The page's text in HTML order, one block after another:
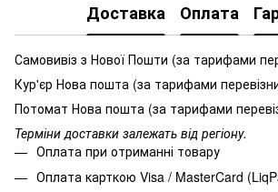
Доставка Оплата
Самовивіз з Нової Пошти (за тарифами
Кур'єр Нова пошта (за тарифами
Потомат Нова пошта (за тарифами
Терміни доставки залежать від регіону.
Оплата при отриманні товару
Оплата карткою Visa / MasterCard